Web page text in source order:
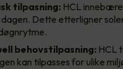
tilpasning: HCL
Dette etterligner
behovstilpasning: HCL
kan tilpasses for ulike